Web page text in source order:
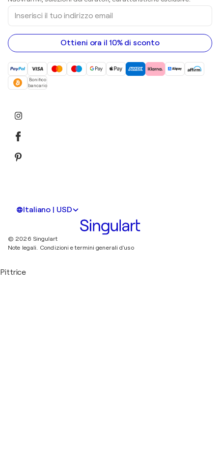
sculture
Dipinti acrilici
Inserisci
tuo
indirizzo
email
Ottieni ora il 10% di sconto
Bonifico
bancario
Italiano | USD
© 2026 Singulart
Note legali.
Condizioni e termini generali d'uso
Pittrice